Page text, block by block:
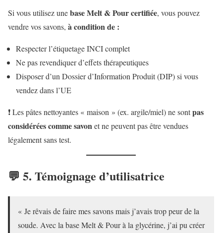
Si vous utilisez unebase Melt & Pour certifiée, vous pouvez
vendre vos savons, à condition de :
Respecter l’étiquetage INCI complet
Ne pas revendiquer d’effets thérapeutiques
Disposer d’un Dossier d’Information Produit (DIP) si vous
vendez dans l’UE
❗ Les pâtes nettoyantes « maison » (ex. argile/miel) ne sontpas
considérées comme savonet ne peuvent pas être vendues
légalement sans test.
💬 5. Témoignage d’utilisatrice
« Je rêvais de faire mes savons mais j’avais trop peur de la
soude. Avec la base Melt & Pour à la glycérine, j’ai pu créer